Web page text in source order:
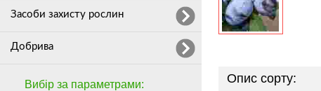
Засоби захисту рослин
Добрива
Вибір за параметрами: Опис сорту: